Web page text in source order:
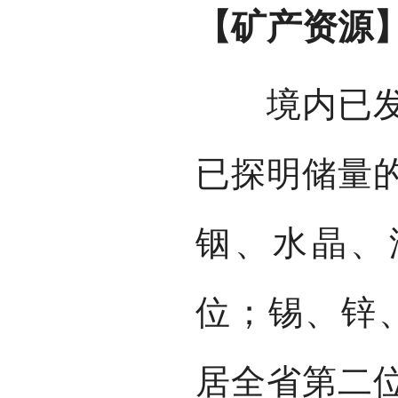
【矿产资源
境内已发
已探明储量
铟、水晶
位；锡、锌
居全省第二